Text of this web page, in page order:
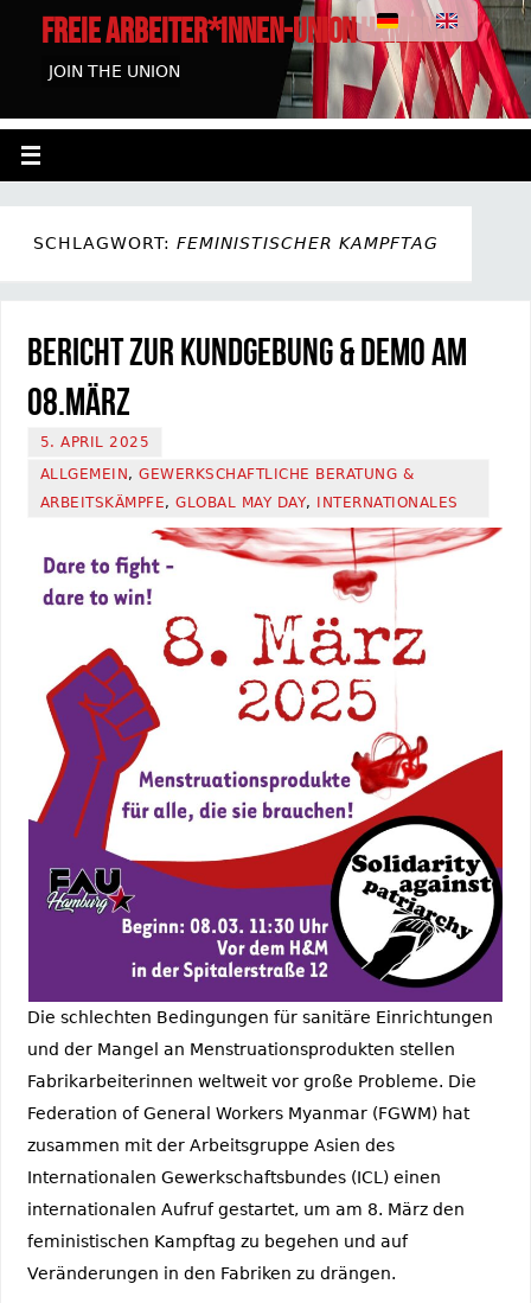
FREIE ARBEITER*INNEN-UNION HAMBURG
JOIN THE UNION
SCHLAGWORT: FEMINISTISCHER KAMPFTAG
Bericht zur Kundgebung & Demo am
08.März
5. APRIL 2025
ALLGEMEIN ,GEWERKSCHAFTLICHE BERATUNG &
ARBEITSKÄMPFE,GLOBAL MAY DAY, INTERNATIONALES
Die schlechten Bedingungen für sanitäre Einrichtungen
und der Mangel an Menstruationsprodukten stellen
Fabrikarbeiterinnen weltweit vor große Probleme. Die
Federation of General Workers Myanmar (FGWM) hat
zusammen mit der Arbeitsgruppe Asien des
Internationalen Gewerkschaftsbundes (ICL) einen
internationalen Aufruf gestartet, um am 8. März den
feministischen Kampftag zu begehen und auf
Veränderungen in den Fabriken zu drängen.